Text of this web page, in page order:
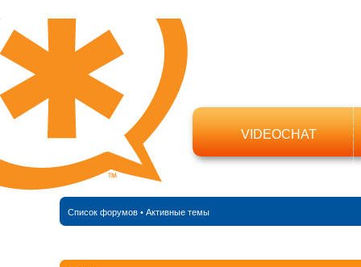
VIDEOCHAT
Список форумов• Активные темы